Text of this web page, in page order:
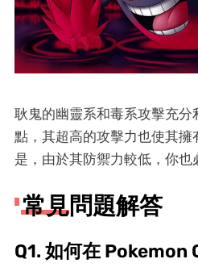
耿鬼的幽靈系和毒系攻擊充分
點，其超高的攻擊力也使其擁
是，由於其防禦力較低，你也
常見問題解答
Q1. 如何在 Pokemon